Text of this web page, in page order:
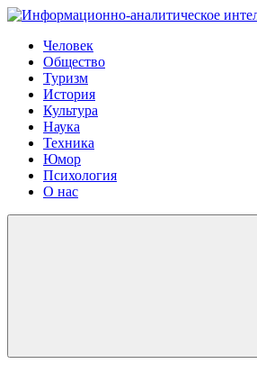
Человек
Общество
Туризм
История
Культура
Наука
Техника
Юмор
Психология
О нас